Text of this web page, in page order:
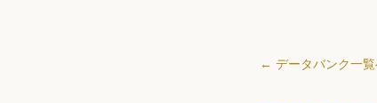
← データバンク一